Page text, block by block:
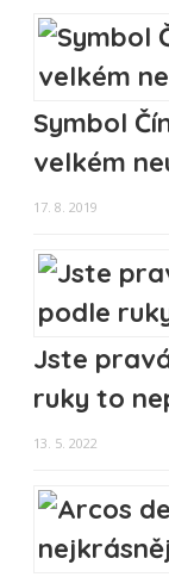
Symbol
velkém
17. 8. 2019
Jste
ruky to
13. 5. 2022